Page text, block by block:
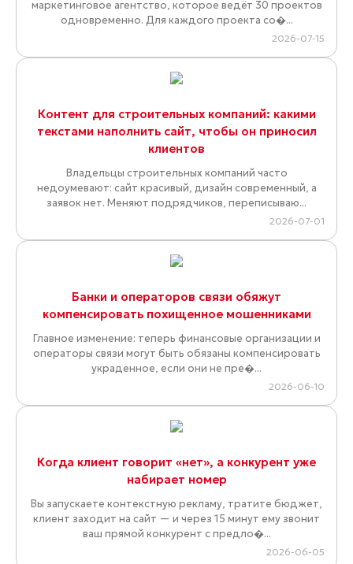
маркетинговое агентство, которое ведёт 30 проектов
одновременно. Для каждого проекта со�...
2026-07-15
Контент для строительных компаний: какими
текстами наполнить сайт, чтобы он приносил
клиентов
Владельцы строительных компаний часто
недоумевают: сайт красивый, дизайн современный, а
заявок нет. Меняют подрядчиков, переписываю...
2026-07-01
Банки и операторов связи обяжут
компенсировать похищенное мошенниками
Главное изменение: теперь финансовые организации и
операторы связи могут быть обязаны компенсировать
украденное, если они не пре�...
2026-06-10
Когда клиент говорит «нет», а конкурент уже
набирает номер
Вы запускаете контекстную рекламу, тратите бюджет,
клиент заходит на сайт — и через 15 минут ему звонит
ваш прямой конкурент с предло�...
2026-06-05